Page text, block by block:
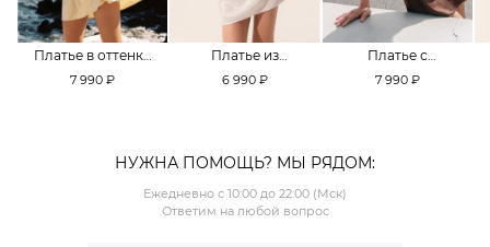
Платье в оттенке
Pale Banana
7 990 ₽
Платье из
смесовой вискозы
6 990 ₽
Платье с
кружевной
7 990 ₽
НУЖНА ПОМОЩЬ? МЫ РЯДОМ:
Ежедневно с 10:00 до 22:00 (Мск)
Ответим на любой вопрос